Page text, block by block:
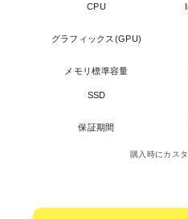
CPU
グラフィックス(GPU)
メモリ標準容量
SSD
保証期間
購入時にカス